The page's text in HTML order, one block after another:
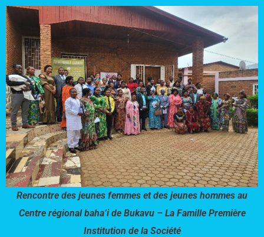
Rencontre des jeunes femmes et des jeunes hommes au
Centre régional baha’i de Bukavu – La Famille Première
Institution de la Société